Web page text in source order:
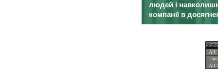
людей і
компанії в
All:
All